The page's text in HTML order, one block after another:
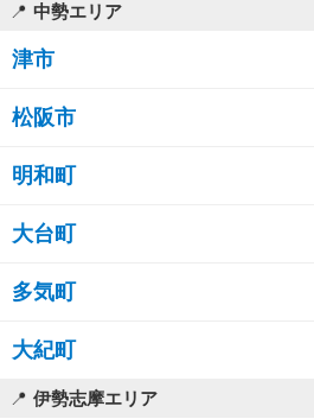
中勢エリア
津市
松阪市
明和町
大台町
多気町
大紀町
伊勢志摩エリア